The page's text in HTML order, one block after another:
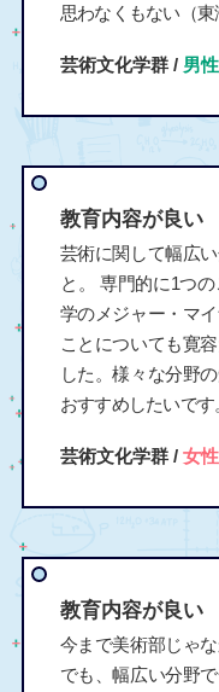
思わなくもない（東
芸術文化学群 / 男性
教育内容が良い
芸術に関して幅広
と。 専門的に1つ
学のメジャー・マ
ことについても寛
した。様々な分野
おすすめしたいです
芸術文化学群 / 女性
教育内容が良い
今まで美術部じゃ
でも、幅広い分野